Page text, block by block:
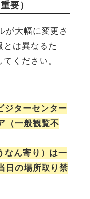
要）
が大幅に変更さ
とは異なるた
ください。
ジターセンター
（一般観覧不
なん寄り）は一
日の場所取り禁